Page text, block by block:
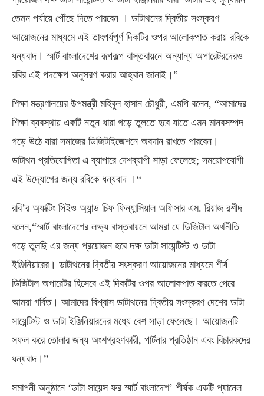
তেমন পর্যায়ে পৌঁছে দিতে পারবেন । ডাটাথনের দ্বিতীয় সংস্করণ
আয়োজনের মাধ্যমে এই তাৎপর্যপূর্ণ দিকটির ওপর আলোকপাত করায় রবিকে
ধন্যবাদ। স্মার্ট বাংলাদেশের রূপকল্প বাস্তবায়নে অন্যান্য অপারেটরদেরও
রবির এই পদক্ষেপ অনুসরণ করার আহ্বান জানাই।”
শিক্ষা মন্ত্রণালয়ের উপমন্ত্রী মহিবুল হাসান চৌধুরী, এমপি বলেন, “আমাদের
শিক্ষা ব্যবস্থায় একটি নতুন ধারা গড়ে তুলতে হবে যাতে এমন মানবসম্পদ
গড়ে উঠে যারা সমাজের ডিজিটাইজেশনে অবদান রাখতে পারবেন।
ডাটাথন প্রতিযোগিতা এ ব্যাপারে দেশব্যাপী সাড়া ফেলেছে; সময়োপযোগী
এই উদ্যোগের জন্য রবিকে ধন্যবাদ ।“
রবি’র অ্যাক্টিং সিইও অ্যান্ড চিফ ফিন্যান্সিয়াল অফিসার এম. রিয়াজ রশীদ
বলেন,“স্মার্ট বাংলাদেশের লক্ষ্য বাস্তবায়নে আমরা যে ডিজিটাল অর্থনীতি
গড়ে তুলছি এর জন্য প্রয়োজন হবে দক্ষ ডাটা সায়েন্টিস্ট ও ডাটা
ইঞ্জিনিয়ারের। ডাটাথনের দ্বিতীয় সংস্করণ আয়োজনের মাধ্যমে শীর্ষ
ডিজিটাল অপারেটর হিসেবে এই দিকটির ওপর আলোকপাত করতে পেরে
আমরা গর্বিত। আমাদের বিশ্বাস ডাটাথনের দ্বিতীয় সংস্করণ দেশের ডাটা
সায়েন্টিস্ট ও ডাটা ইঞ্জিনিয়ারদের মধ্যে বেশ সাড়া ফেলেছে। আয়োজনটি
সফল করে তোলার জন্য অংশগ্রহণকারী, পার্টনার প্রতিষ্ঠান এবং বিচারকদের
ধন্যবাদ।”
সমাপনী অনুষ্ঠানে ‘ডাটা সায়েন্স ফর স্মার্ট বাংলাদেশ’ শীর্ষক একটি প্যানেল